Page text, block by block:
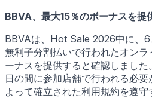
BBVA、最大15％のボーナスを提
BBVAは、Hot Sale 2026中に、
無利子分割払いで行われたオン
ーナスを提供すると確認しまし
日の間に参加店舗で行われる必
よって確立された利用規約を遵守